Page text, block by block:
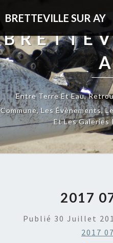
BRETTEVILLE SUR AY
Entre Terre Et Eau,
Commune, Les Évènements,
Et Les Galeries
2017
Publié 30 Juillet
2017